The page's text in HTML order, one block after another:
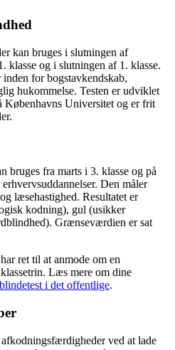
kan bruges i slutningen af
klasse og i slutningen af 1. klasse.
for bogstavkendskab,
hukommelse. Testen er udviklet
Universitet og er frit
bruges fra marts i 3. klasse og på
Den måler
læsehastighed. Resultatet er
kodning), gul (usikker
Grænseværdien er sat
ret til at anmode om en
Læs mere om dine
i det offentlige.
ved at lade